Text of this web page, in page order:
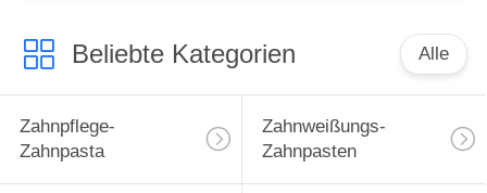
Beliebte Kategorien Alle
Zahnpflege-
Zahnpasta
Zahnweißungs-
Zahnpasten